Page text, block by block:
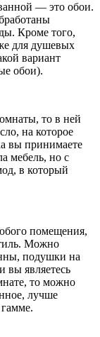
— это обои.
Кроме того,
для душевых
вариант
обои).
то в ней
на которое
вы принимаете
мебель, но с
в который
помещения,
Можно
подушки на
вы являетесь
то можно
лучше